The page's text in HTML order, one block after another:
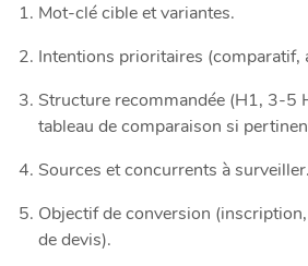
Mot-clé cible et variantes.
Intentions prioritaires (comparatif,
Structure recommandée (H1, 3-5
tableau de comparaison si
Sources et concurrents à surveiller.
Objectif de conversion
de devis).